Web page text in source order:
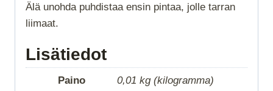
Älä unohda puhdistaa ensin pintaa, jolle tarran
liimaat.
Lisätiedot
Paino 0,01 kg (kilogramma)